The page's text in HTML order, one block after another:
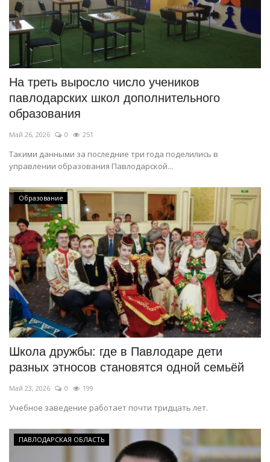
На треть выросло число учеников
павлодарских школ дополнительного
образования
Май 26, 2026 0 251
Такими данными за последние три года поделились в
управлении образования Павлодарской...
Образование
Школа дружбы: где в Павлодаре дети
разных этносов становятся одной семьёй
Май 23, 2026 0 199
Учебное заведение работает почти тридцать лет.
ПАВЛОДАРСКАЯ ОБЛАСТЬ